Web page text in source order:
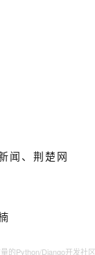
闻、荆楚网
的Python/Django开发社区